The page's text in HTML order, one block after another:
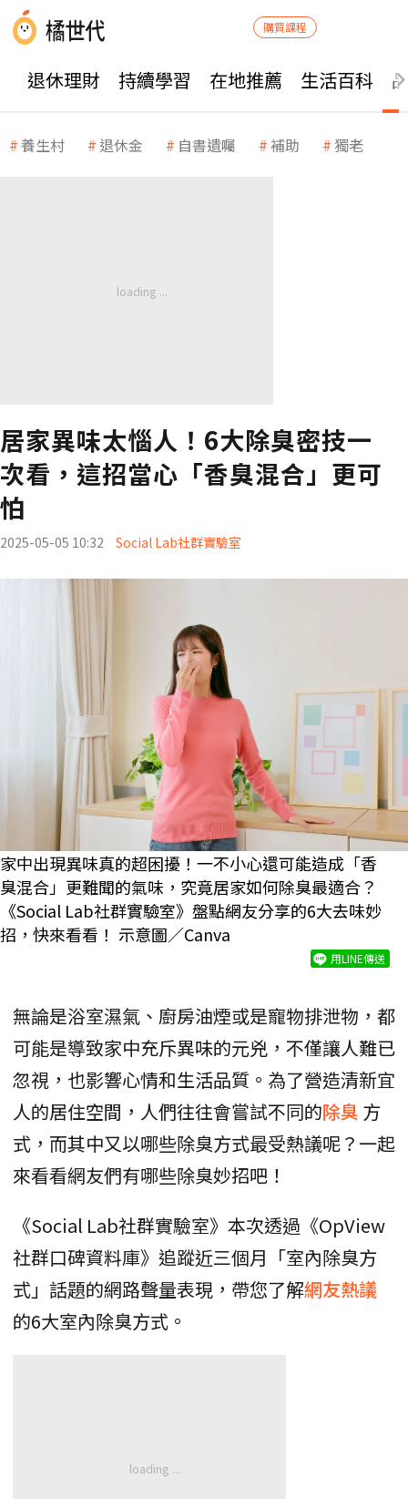
購買課程
退休理財 持續學習 在地推薦 生活百科
養生村 退休金 自書遺囑 補助 獨老
居家異味太惱人！6大除臭密技一
次看，這招當心「香臭混合」更可
怕
2025-05-05 10:32 Social Lab社群實驗室
家中出現異味真的超困擾！一不小心還可能造成「香
臭混合」更難聞的氣味，究竟居家如何除臭最適合？
《Social Lab社群實驗室》盤點網友分享的6大去味妙
招，快來看看！ 示意圖／Canva
用LINE傳送
無論是浴室濕氣、廚房油煙或是寵物排泄物，都
可能是導致家中充斥異味的元兇，不僅讓人難已
忽視，也影響心情和生活品質。為了營造清新宜
人的居住空間，人們往往會嘗試不同的除臭 方
式，而其中又以哪些除臭方式最受熱議呢？一起
來看看網友們有哪些除臭妙招吧！
《Social Lab社群實驗室》本次透過《OpView
社群口碑資料庫》追蹤近三個月「室內除臭方
式」話題的網路聲量表現，帶您了解網友熱議
的6大室內除臭方式。